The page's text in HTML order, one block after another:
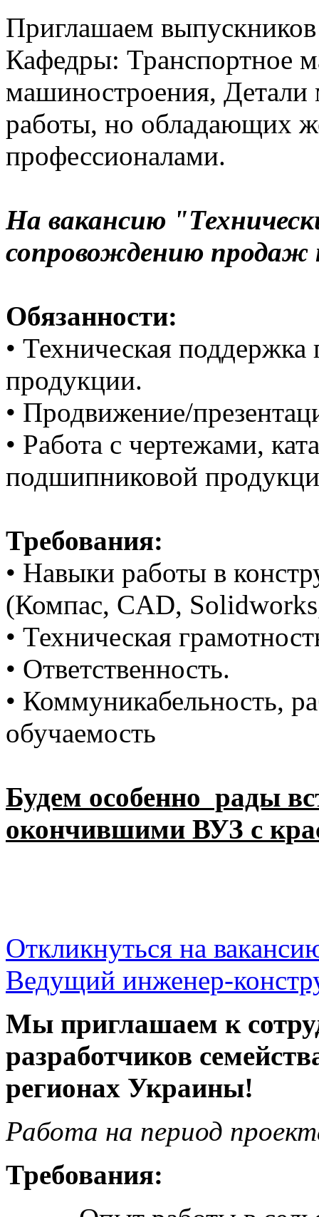
Приглашаем
Кафедры: Транспортное
машиностроения,
работы, но обладающих
профессионалами.
На вакансию
сопровождению продаж
Обязанности:
• Техническая
продукции.
• Продвижение/
• Работа с чертежами,
подшипниковой
Требования:
• Навыки работы в
(Компас, CAD,
• Техническая
• Ответственность.
• Коммуникабельность,
обучаемость
Будем особенно рады
окончившими ВУЗ с
Откликнуться на
Ведущий инженер-
Мы приглашаем к
разработчиков
регионах Украины!
Работа на период
Требования: